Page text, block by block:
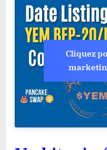
Cliquez